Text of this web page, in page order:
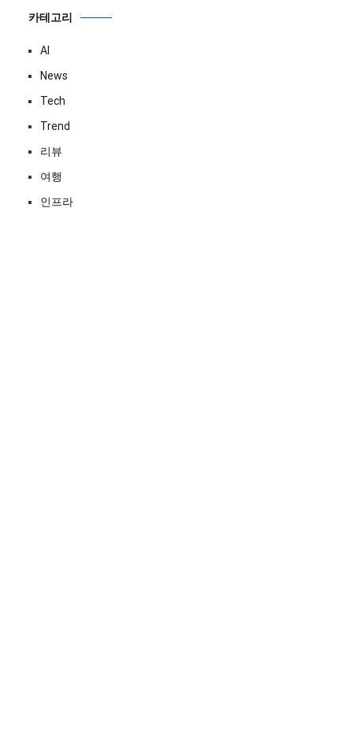
카테고리
AI
News
Tech
Trend
리뷰
여행
인프라